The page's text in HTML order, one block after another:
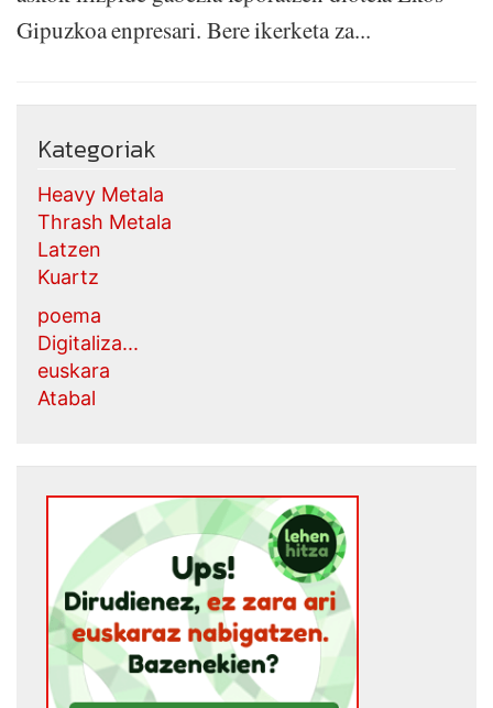
Gipuzkoa enpresari. Bere ikerketa za...
Kategoriak
Heavy Metala
Thrash Metala
Latzen
Kuartz
poema
Digitaliza...
euskara
Atabal